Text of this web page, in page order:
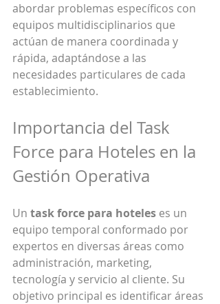
abordar problemas específicos con
equipos multidisciplinarios que
actúan de manera coordinada y
rápida, adaptándose a las
necesidades particulares de cada
establecimiento.
Importancia del Task
Force para Hoteles en la
Gestión Operativa
Un task force para hoteles es un
equipo temporal conformado por
expertos en diversas áreas como
administración, marketing,
tecnología y servicio al cliente. Su
objetivo principal es identificar áreas